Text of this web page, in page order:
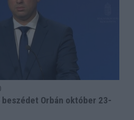
Orbán október 23-